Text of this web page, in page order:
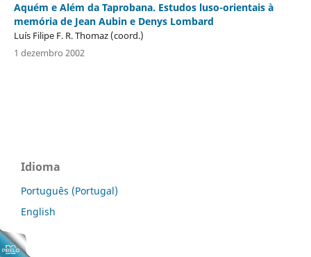
Aquém e Além da Taprobana. Estudos luso-orientais à
memória de Jean Aubin e Denys Lombard
Luís Filipe F. R. Thomaz (coord.)
1 dezembro 2002
Idioma
Português (Portugal)
English